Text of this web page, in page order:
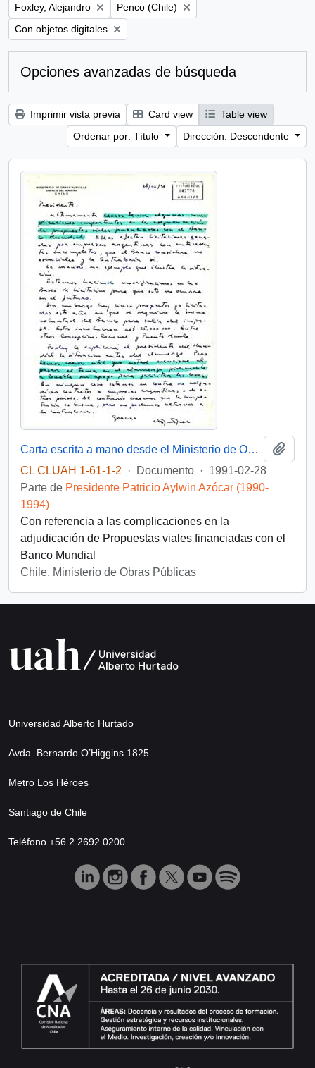
Remove filter:
Foxley, Alejandro Remove filter:
Penco (Chile)
Remove filter:
Con objetos digitales
Opciones avanzadas de búsqueda
Imprimir vista previa Card view
Table view
Ordenar por: Título
Dirección: Descendente
Carta escrita a mano desde el Ministerio de Obras Públicas, del Gabinete del Ministro, dirigida al Presidente [de la República de Chile]
CL CLUAH 1-61-1-2
· Documento · 1991-02-28
Parte de Presidente Patricio Aylwin Azócar (1990-
1994)
Con referencia a las complicaciones en la
adjudicación de Propuestas viales financiadas con el
Banco Mundial
Chile. Ministerio de Obras Públicas
Universidad Alberto Hurtado
Avda. Bernardo O’Higgins 1825
Metro Los Héroes
Santiago de Chile
Teléfono +56 2 2692 0200